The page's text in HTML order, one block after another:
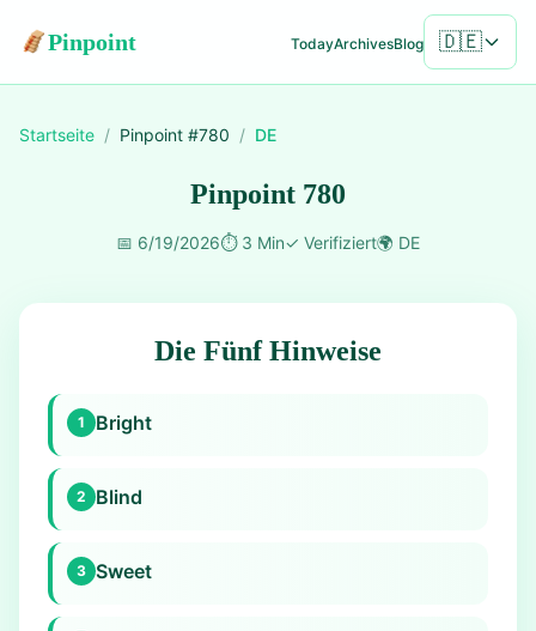
Pinpoint TodayArchivesBlog 🇩🇪
Startseite / Pinpoint #780 / DE
Pinpoint 780
📅 6/19/2026⏱️ 3 Min✓ Verifiziert🌍 DE
Die Fünf Hinweise
1 Bright
2 Blind
3 Sweet